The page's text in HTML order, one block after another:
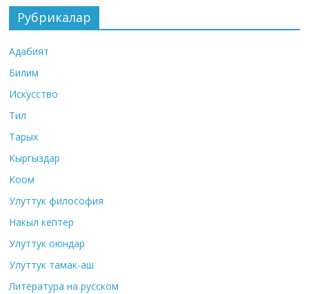
Рубрикалар
Адабият
Билим
Искусство
Тил
Тарых
Кыргыздар
Коом
Улуттук философия
Накыл кептер
Улуттук оюндар
Улуттук тамак-аш
Литература на русском